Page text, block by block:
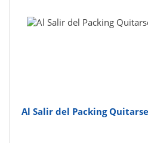
Al Salir del Packing